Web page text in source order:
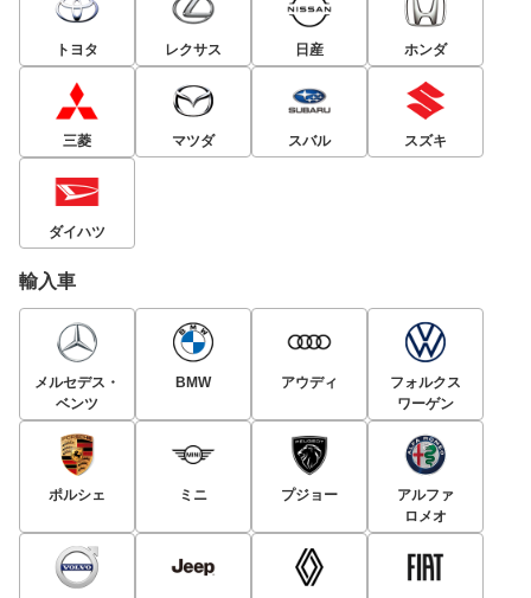
トヨタ レクサス 日産 ホンダ
三菱 マツダ スバル スズキ
ダイハツ
輸入車
メルセデス・
ベンツ
BMW アウディ
フォルクス
ワーゲン
ポルシェ ミニ プジョー
アルファ
ロメオ